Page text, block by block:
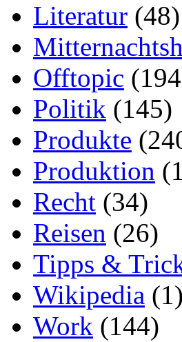
Literatur (48)
Offtopic
Politik (145)
Produkte
Produktion
Recht (34)
Reisen (26)
Tipps &
Wikipedia (1)
Work (144)